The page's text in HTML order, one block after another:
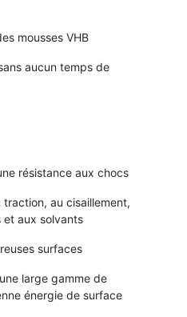
mousses VHB
aucun temps de
résistance aux chocs
au cisaillement,
et aux solvants
surfaces
large gamme de
énergie de surface